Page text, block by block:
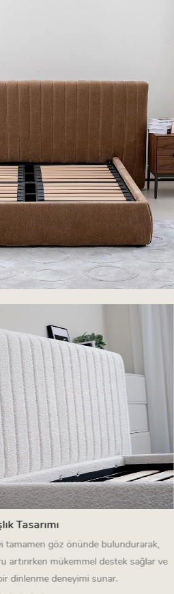
Tasarımı
tamamen göz önünde bulundurarak,
artırırken mükemmel destek sağlar ve
dinlenme deneyimi sunar.